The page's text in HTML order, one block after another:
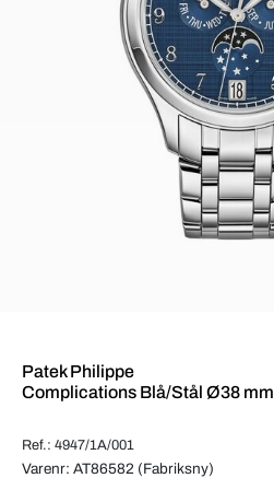
Patek Philippe
Complications Blå/Stål Ø38 mm
Ref.: 4947/1A/001
Varenr: AT86582 (Fabriksny)